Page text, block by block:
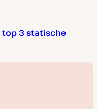
3 statische